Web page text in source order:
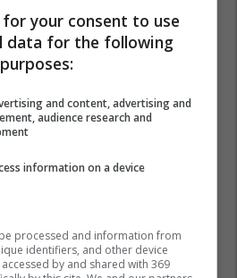
your consent to use
data for the following
purposes:
and content, advertising and
audience research and
information on a device
processed and information from
identifiers, and other device
by and shared with 369